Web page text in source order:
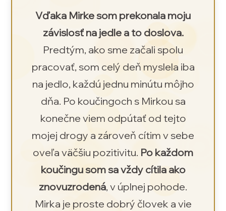
Vďaka Mirke som prekonala moju
závislosť na jedle a to doslova.
Predtým, ako sme začali spolu
pracovať, som celý deň myslela iba
na jedlo, každú jednu minútu môjho
dňa. Po koučingoch s Mirkou sa
konečne viem odpútať od tejto
mojej drogy a zároveň cítim v sebe
oveľa väčšiu pozitivitu. Po každom
koučingu som sa vždy cítila ako
znovuzrodená, v úplnej pohode.
Mirka je proste dobrý človek a vie